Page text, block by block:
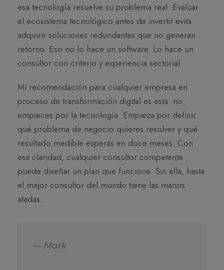
esa tecnología resuelve su problema real. Evaluar
el ecosistema tecnológico antes de invertir evita
adquirir soluciones redundantes que no generan
retorno. Eso no lo hace un software. Lo hace un
consultor con criterio y experiencia sectorial.
Mi recomendación para cualquier empresa en
proceso de transformación digital es esta: no
empieces por la tecnología. Empieza por definir
qué problema de negocio quieres resolver y qué
resultado medible esperas en doce meses. Con
esa claridad, cualquier consultor competente
puede diseñar un plan que funcione. Sin ella, hasta
el mejor consultor del mundo tiene las manos
atadas.
— Mark